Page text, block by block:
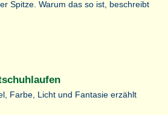
Spitze. Warum das so ist, beschreibt
Farbe, Licht und Fantasie erzählt